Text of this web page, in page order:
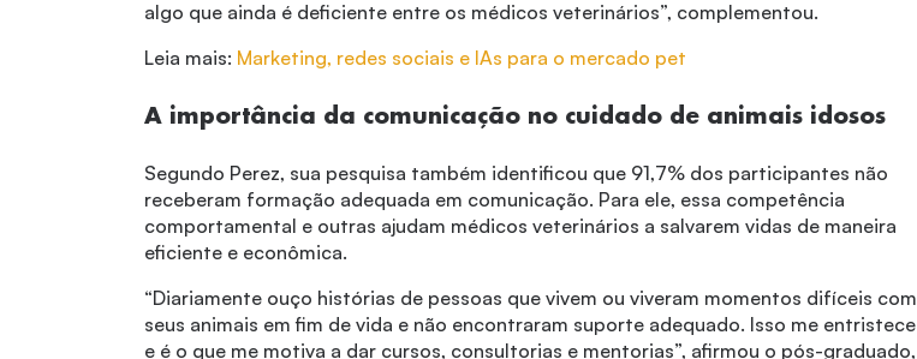
algo que ainda é deficiente entre os médicos veterinários”, complementou.
Leia mais: Marketing, redes sociais e IAs para o mercado pet
A importância da comunicação no cuidado de animais idosos
Segundo Perez, sua pesquisa também identificou que 91,7% dos participantes não
receberam formação adequada em comunicação. Para ele, essa competência
comportamental e outras ajudam médicos veterinários a salvarem vidas de maneira
eficiente e econômica.
“Diariamente ouço histórias de pessoas que vivem ou viveram momentos difíceis com
seus animais em fim de vida e não encontraram suporte adequado. Isso me entristece
e é o que me motiva a dar cursos, consultorias e mentorias”, afirmou o pós-graduado,